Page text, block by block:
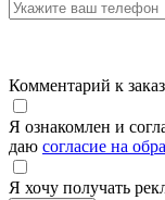
Комментарий к
Я ознакомлен и
даю согласие на
Я хочу получать